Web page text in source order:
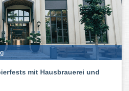
mit Hausbrauerei und